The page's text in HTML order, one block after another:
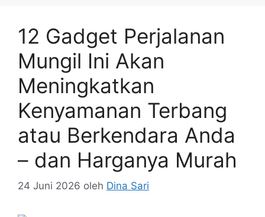
12 Gadget Perjalanan
Mungil Ini Akan
Meningkatkan
Kenyamanan Terbang
atau Berkendara Anda
– dan Harganya Murah
24 Juni 2026 oleh Dina Sari